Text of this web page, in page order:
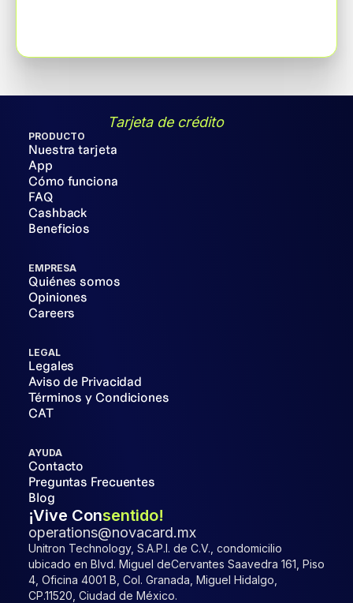
Tarjeta de crédito
PRODUCTO
Nuestra tarjeta
App
Cómo funciona
FAQ
Cashback
Beneficios
EMPRESA
Quiénes somos
Opiniones
Careers
LEGAL
Legales
Aviso de Privacidad
Términos y Condiciones
CAT
AYUDA
Contacto
Preguntas Frecuentes
Blog
¡Vive Consentido!
operations@novacard.mx
Unitron Technology, S.A.P.I. de C.V., condomicilio
ubicado en Blvd. Miguel deCervantes Saavedra 161, Piso
4, Oficina 4001 B, Col. Granada, Miguel Hidalgo,
CP.11520, Ciudad de México.